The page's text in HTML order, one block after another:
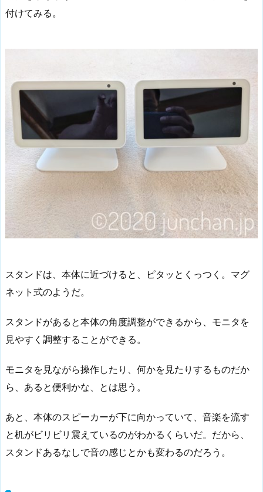
付けてみる。
スタンドは、本体に近づけると、ピタッとくっつく。マグ
ネット式のようだ。
スタンドがあると本体の角度調整ができるから、モニタを
見やすく調整することができる。
モニタを見ながら操作したり、何かを見たりするものだか
ら、あると便利かな、とは思う。
あと、本体のスピーカーが下に向かっていて、音楽を流す
と机がビリビリ震えているのがわかるくらいだ。だから、
スタンドあるなしで音の感じとかも変わるのだろう。